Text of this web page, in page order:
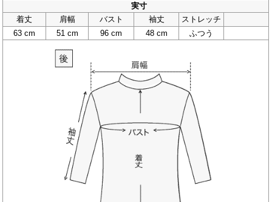
実寸
着丈
肩幅 バスト 袖丈
ストレッチ
63 cm
51 cm 96 cm 48 cm ふつう